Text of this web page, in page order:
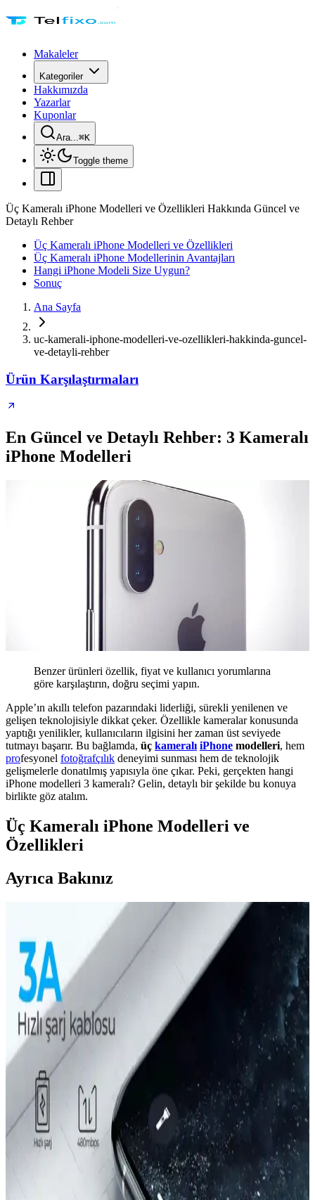
Makaleler
Kategoriler
Hakkımızda
Yazarlar
Kuponlar
Ara...⌘K
Toggle theme
Üç Kameralı iPhone Modelleri ve Özellikleri Hakkında Güncel ve
Detaylı Rehber
Üç Kameralı iPhone Modelleri ve Özellikleri
Üç Kameralı iPhone Modellerinin Avantajları
Hangi iPhone Modeli Size Uygun?
Sonuç
Ana Sayfa
uc-kamerali-iphone-modelleri-ve-ozellikleri-hakkinda-guncel-
ve-detayli-rehber
Ürün Karşılaştırmaları
En Güncel ve Detaylı Rehber: 3 Kameralı
iPhone Modelleri
Benzer ürünleri özellik, fiyat ve kullanıcı yorumlarına
göre karşılaştırın, doğru seçimi yapın.
Apple’ın akıllı telefon pazarındaki liderliği, sürekli yenilenen ve
gelişen teknolojisiyle dikkat çeker. Özellikle kameralar konusunda
yaptığı yenilikler, kullanıcıların ilgisini her zaman üst seviyede
tutmayı başarır. Bu bağlamda, üç kameralı iPhone modelleri, hem
profesyonel fotoğrafçılık deneyimi sunması hem de teknolojik
gelişmelerle donatılmış yapısıyla öne çıkar. Peki, gerçekten hangi
iPhone modelleri 3 kameralı? Gelin, detaylı bir şekilde bu konuya
birlikte göz atalım.
Üç Kameralı iPhone Modelleri ve
Özellikleri
Ayrıca Bakınız
Güçlü ve Şık iPhone 8 Plus Kılıfları: Koruma ve
Estetiğin Buluşması
İphone 8 Plus kullanıcıları için dayanıklı ve estetik kılıf seçenekleri,
yüksek koruma ve şıklık sunar. Malzeme ve tasarım detaylarına
dikkat ederek uzun ömürlü seçimler yapabilirsiniz.
iPhone 13 Kılıfı Kullanıcı Yorumları ve Çeşitleri
Hakkında Bilgi
iPhone 13 kılıfı kullanıcı yorumları ve farklı kılıf türleri hakkında
bilgiler, koruma, tasarım ve kullanım kolaylığı gibi önemli noktaları
iPhone 13 İçin Kadife İç Yüzey Koruyucu: Estetik ve
Koruma Bir Arada
Kadife iç yüzey koruyucular, iPhone 13'ün iç yüzeyini çizilmelere
ve aşınmalara karşı korurken şıklık ve fonksiyonellik sunar. Kolay
takıp çıkarılabilen bu ürünler, uzun ömürlü kullanım sağlar.